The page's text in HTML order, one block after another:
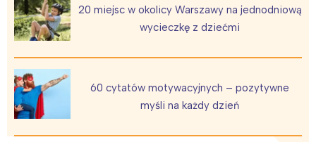
20 miejsc w okolicy Warszawy na jednodniową
wycieczkę z dziećmi
60 cytatów motywacyjnych – pozytywne
myśli na każdy dzień
Interesują mnie wydarzenia z
Warszawa
Śląsk
Kraków